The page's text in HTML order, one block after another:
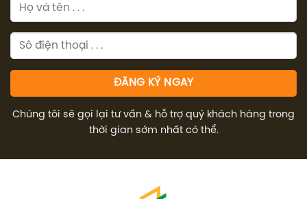
Chúng tôi sẽ gọi lại tư vấn & hỗ trợ quý khách hàng trong
thời gian sớm nhất có thể.